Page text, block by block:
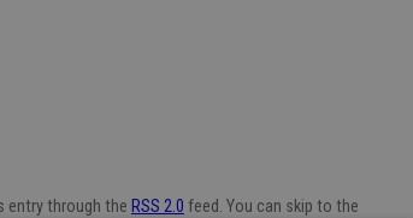
entry through the RSS 2.0 feed. You can skip to the